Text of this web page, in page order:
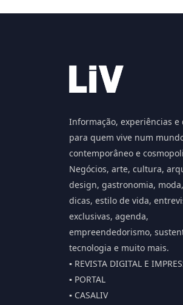
Informação, experiências e
para quem vive num
contemporâneo e
Negócios, arte, cultura,
design, gastronomia,
dicas, estilo de vida,
exclusivas, agenda,
empreendedorismo,
tecnologia e muito mais.
▪️ REVISTA DIGITAL E
▪️ PORTAL
▪️ CASALIV